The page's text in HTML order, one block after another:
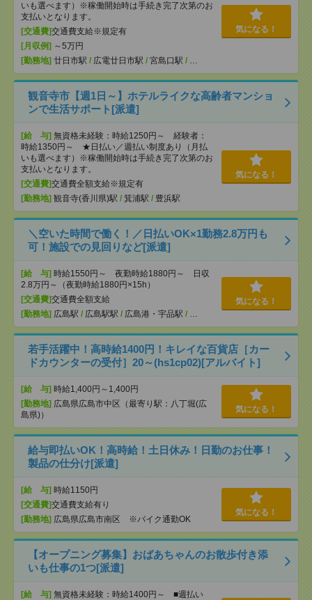
いも選べます）※稼働開始時は手続き完了次第のお
支払いとなります。
[交通費]交通費支給※規定有
[月収例] ～5万円
[勤務地] 廿日市駅 / 広電廿日市駅 / 宮島口駅 / …
気になる！
観音寺市【週1日～】ホテルライクな高齢者マンショ
ンで生活サポート[派遣]
[給 与] 無資格未経験：時給1250円～ 経験者：
時給1350円～ ★日払い／週払い制度あり（月払
いも選べます）※稼働開始時は手続き完了次第のお
支払いとなります。
[交通費]交通費全額支給※規定有
[勤務地] 観音寺(香川県)駅 / 箕浦駅 / 豊浜駅
気になる！
＼空いた時間で働く！／日払いOK×1勤務2.8万円も
可！施設での見回りなど[派遣]
[給 与] 時給1550円～ 夜勤時給1880円～ 日収
2.8万円～（夜勤時給1880円×15h）
[交通費]交通費全額支給
[勤務地] 広島駅 / 広島駅駅 / 広島港・宇品駅 / …
気になる！
若手活躍中！高時給1400円！キレイな百貨店［カー
ドカウンターの受付］20～(hs1cp02)[アルバイト]
[給 与] 時給1,400円～1,400円
[勤務地] 広島県広島市中区（最寄り駅：八丁堀(広
島県)）
気になる！
給与即払いOK！高時給！土日休み！日勤のお仕事！
製品の仕分け[派遣]
[給 与] 時給1150円
[交通費]交通費支給有り
[勤務地] 広島県広島市南区 ※バイク通勤OK
気になる！
【オープニング募集】おばあちゃんのお散歩付き添
いも仕事の1つ[派遣]
[給 与] 無資格未経験：時給1400円～ ■週払い